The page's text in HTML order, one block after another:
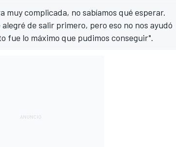
muy complicada, no sabíamos qué esperar.
de salir primero, pero eso no nos ayudó
fue lo máximo que pudimos conseguir".